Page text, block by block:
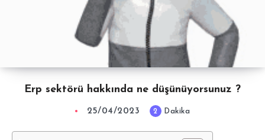
Erp sektörü hakkında ne düşünüyorsunuz ?
25/04/2023 2 Dakika